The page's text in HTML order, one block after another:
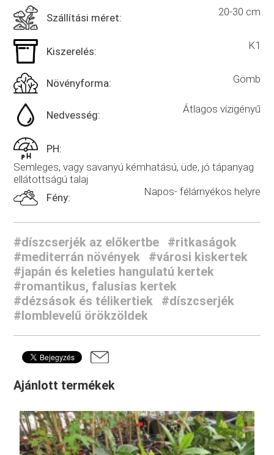
Szállítási méret: 20-30 cm
Kiszerelés: K1
Növényforma: Gömb
Nedvesség: Átlagos vízigényű
PH:
Semleges, vagy savanyú kémhatású, üde, jó tápanyag
ellátottságú talaj
Fény:
Napos- félárnyékos helyre
#díszcserjék az előkertbe
#ritkaságok
#mediterrán növények
#városi kiskertek
#japán és keleties hangulatú kertek
#romantikus, falusias kertek
#dézsások és télikertiek
#díszcserjék
#lomblevelű örökzöldek
Ajánlott termékek